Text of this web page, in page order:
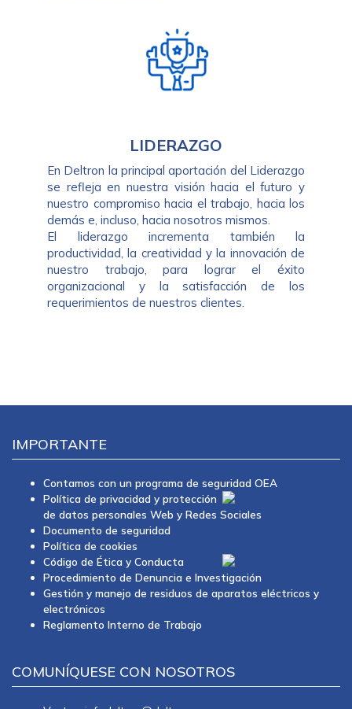
LIDERAZGO
En Deltron la principal aportación del Liderazgo
se refleja en nuestra visión hacia el futuro y
nuestro compromiso hacia el trabajo, hacia los
demás e, incluso, hacia nosotros mismos.
El liderazgo incrementa también la
productividad, la creatividad y la innovación de
nuestro trabajo, para lograr el éxito
organizacional y la satisfacción de los
requerimientos de nuestros clientes.
IMPORTANTE
Contamos con un programa de seguridad OEA
Política de privacidad y protección
de datos personales Web y Redes Sociales
Documento de seguridad
Política de cookies
Código de Ética y Conducta
Procedimiento de Denuncia e Investigación
Gestión y manejo de residuos de aparatos eléctricos y
electrónicos
Reglamento Interno de Trabajo
COMUNÍQUESE CON NOSOTROS